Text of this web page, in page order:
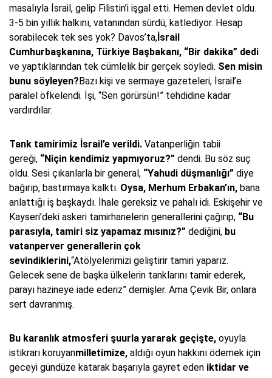
masalıyla İsrail, gelip Filistin’i işgal etti. Hemen devlet oldu.
3-5 bin yıllık halkını, vatanından sürdü, katlediyor. Hesap
sorabilecek tek ses yok? Davos’ta,İsrail
Cumhurbaşkanına, Türkiye Başbakanı, “Bir dakika” dedi
ve yaptıklarından tek cümlelik bir gerçek söyledi. Sen misin
bunu söyleyen?Bazı kişi ve sermaye gazeteleri, İsrail’e
paralel öfkelendi. İşi, “Sen görürsün!” tehdidine kadar
vardırdılar.
Tank tamirimiz İsrail’e verildi. Vatanperliğin tabii
gereği, “Niçin kendimiz yapmıyoruz?” dendi. Bu söz suç
oldu. Sesi çıkanlarla bir general, “Yahudi düşmanlığı” diye
bağırıp, bastırmaya kalktı. Oysa, Merhum Erbakan’ın, bana
anlattığı iş başkaydı. İhale gereksiz ve pahalı idi. Eskişehir ve
Kayseri’deki askeri tamirhanelerin generallerini çağırıp, “Bu
parasıyla, tamiri siz yapamaz mısınız?” dediğini, bu
vatanperver generallerin çok
sevindiklerini,“Atölyelerimizi geliştirir tamiri yaparız.
Gelecek sene de başka ülkelerin tanklarını tamir ederek,
parayı hazineye iade ederiz” demişler. Ama Çevik Bir, onlara
sert davranmış.
Bu karanlık atmosferi şuurla yararak geçişte, oyuyla
istikrarı koruyanmilletimize, aldığı oyun hakkını ödemek için
geceyi gündüze katarak başarıyla gayret eden iktidar ve